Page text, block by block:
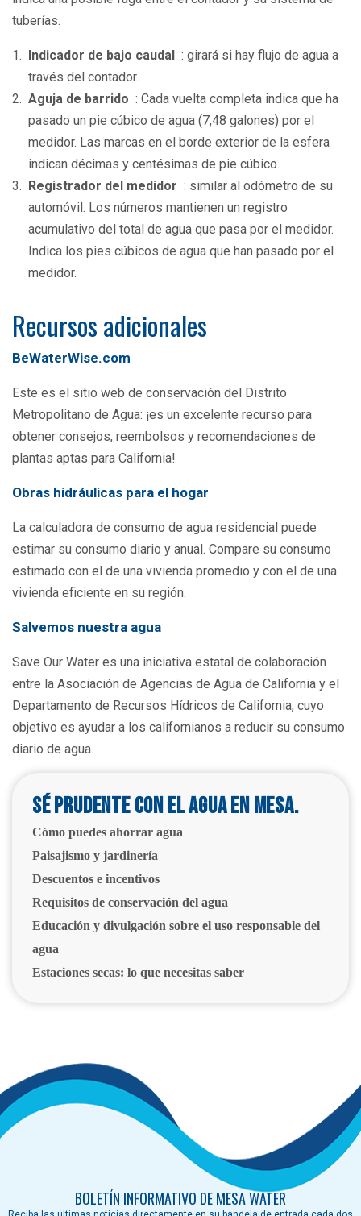
tuberías.
Indicador de bajo caudal : girará si hay flujo de agua a
través del contador.
Aguja de barrido : Cada vuelta completa indica que ha
pasado un pie cúbico de agua (7,48 galones) por el
medidor. Las marcas en el borde exterior de la esfera
indican décimas y centésimas de pie cúbico.
Registrador del medidor : similar al odómetro de su
automóvil. Los números mantienen un registro
acumulativo del total de agua que pasa por el medidor.
Indica los pies cúbicos de agua que han pasado por el
medidor.
Recursos adicionales
BeWaterWise.com
Este es el sitio web de conservación del Distrito
Metropolitano de Agua: ¡es un excelente recurso para
obtener consejos, reembolsos y recomendaciones de
plantas aptas para California!
Obras hidráulicas para el hogar
La calculadora de consumo de agua residencial puede
estimar su consumo diario y anual. Compare su consumo
estimado con el de una vivienda promedio y con el de una
vivienda eficiente en su región.
Salvemos nuestra agua
Save Our Water es una iniciativa estatal de colaboración
entre la Asociación de Agencias de Agua de California y el
Departamento de Recursos Hídricos de California, cuyo
objetivo es ayudar a los californianos a reducir su consumo
diario de agua.
Sé prudente con el agua en Mesa.
Cómo puedes ahorrar agua
Paisajismo y jardinería
Descuentos e incentivos
Requisitos de conservación del agua
Educación y divulgación sobre el uso responsable del
agua
Estaciones secas: lo que necesitas saber
BOLETÍN INFORMATIVO DE MESA WATER